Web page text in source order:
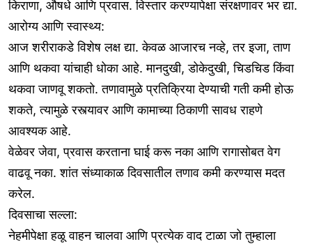
किराणा, औषधे आणि प्रवास. विस्तार करण्यापेक्षा संरक्षणावर भर द्या.
आरोग्य आणि स्वास्थ्य:
आज शरीराकडे विशेष लक्ष द्या. केवळ आजारच नव्हे, तर इजा, ताण
आणि थकवा यांचाही धोका आहे. मानदुखी, डोकेदुखी, चिडचिड किंवा
थकवा जाणवू शकतो. तणावामुळे प्रतिक्रिया देण्याची गती कमी होऊ
शकते, त्यामुळे रस्त्यावर आणि कामाच्या ठिकाणी सावध राहणे
आवश्यक आहे.
वेळेवर जेवा, प्रवास करताना घाई करू नका आणि रागासोबत वेग
वाढवू नका. शांत संध्याकाळ दिवसातील तणाव कमी करण्यास मदत
करेल.
दिवसाचा सल्ला:
नेहमीपेक्षा हळू वाहन चालवा आणि प्रत्येक वाद टाळा जो तुम्हाला